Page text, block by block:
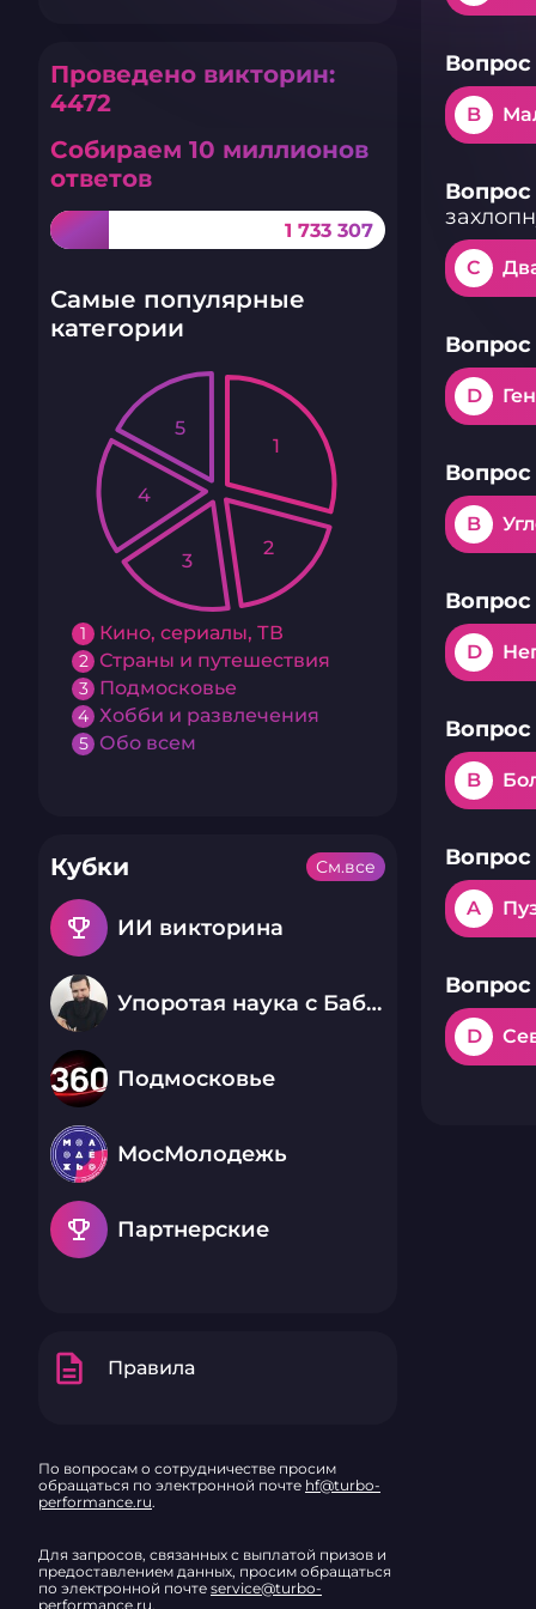
Проведено викторин:
4472
Собираем 10 миллионов
ответов
1 733 307
Самые популярные
категории
1 Кино, сериалы, ТВ
2 Страны и путешествия
3 Подмосковье
4 Хобби и развлечения
5 Обо всем
1
2
3
4
5
Кубки
emoji_events ИИ викторина
Упоротая наука с Бабаем Лютым
Подмосковье
МосМолодежь
emoji_events Партнерские
См.все
description Правила
По вопросам о сотрудничестве просим
обращаться по электронной почте hf@turbo-
performance.ru.
Для запросов, связанных с выплатой призов и
предоставлением данных, просим обращаться
по электронной почте service@turbo-
performance.ru.
Вопрос
B
Вопрос
C
Вопрос
D
Вопрос
B
Вопрос
D
Вопрос
B
Вопрос
A
Вопрос
D